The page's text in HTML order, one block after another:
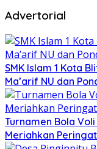
Advertorial
SMK Islam 1 Kota
Ma’arif NU dan
Turnamen Bola
Meriahkan